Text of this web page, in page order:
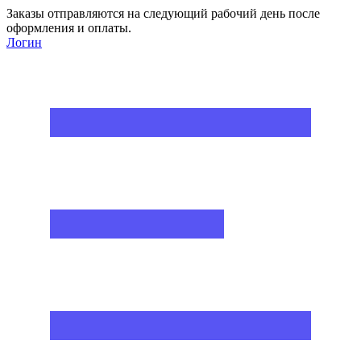
Заказы отправляются на следующий рабочий день после
оформления и оплаты.
Логин